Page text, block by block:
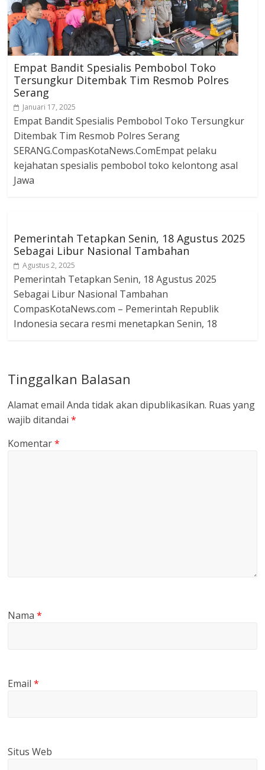
Empat Bandit Spesialis Pembobol Toko
Tersungkur Ditembak Tim Resmob Polres
Serang
Januari 17, 2025
Empat Bandit Spesialis Pembobol Toko Tersungkur
Ditembak Tim Resmob Polres Serang
SERANG.CompasKotaNews.ComEmpat pelaku
kejahatan spesialis pembobol toko kelontong asal
Jawa
Pemerintah Tetapkan Senin, 18 Agustus 2025
Sebagai Libur Nasional Tambahan
Agustus 2, 2025
Pemerintah Tetapkan Senin, 18 Agustus 2025
Sebagai Libur Nasional Tambahan
CompasKotaNews.com – Pemerintah Republik
Indonesia secara resmi menetapkan Senin, 18
Tinggalkan Balasan
Alamat email Anda tidak akan dipublikasikan. Ruas yang
wajib ditandai*
Komentar*
Nama*
Email*
Situs Web